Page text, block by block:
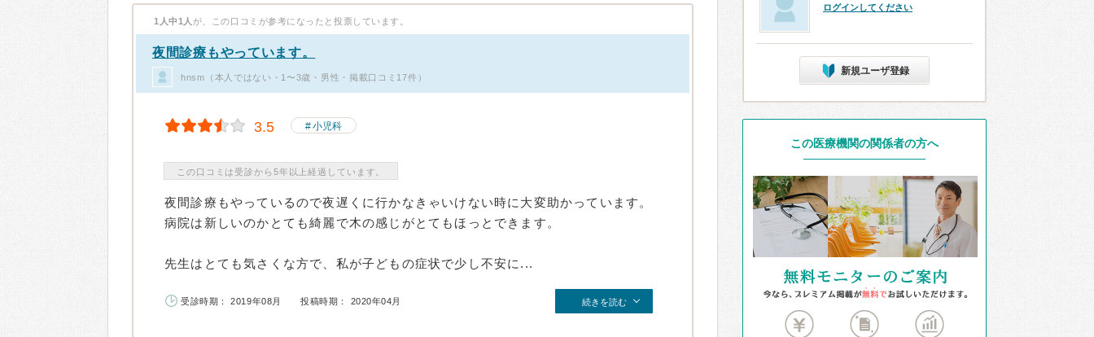
1人中1人 が、この口コミが参考になったと投票しています。
夜間診療もやっています。
hnsm（本人ではない・1〜3歳・男性・掲載口コミ17件）
3.5 小児科
この口コミは受診から5年以上経過しています。
夜間診療もやっているので夜遅くに行かなきゃいけない時に大変助かっています。
病院は新しいのかとても綺麗で木の感じがとてもほっとできます。
先生はとても気さくな方で、私が子どもの症状で少し不安に...
受診時期： 2019年08月 投稿時期： 2020年04月 続きを読む
ログインしてください
新規ユーザ登録
この医療機関の関係者の方へ